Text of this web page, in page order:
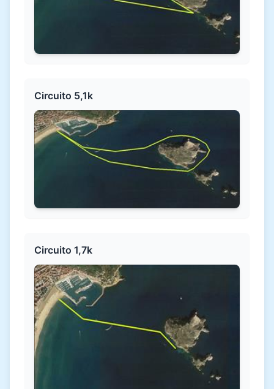
Circuito 5,1k
Circuito 1,7k